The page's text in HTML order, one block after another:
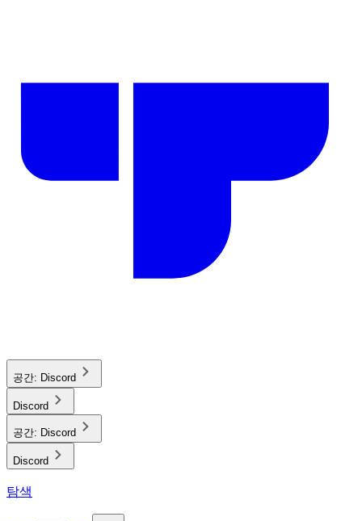
공간: Discord
Discord
공간: Discord
Discord
탐색